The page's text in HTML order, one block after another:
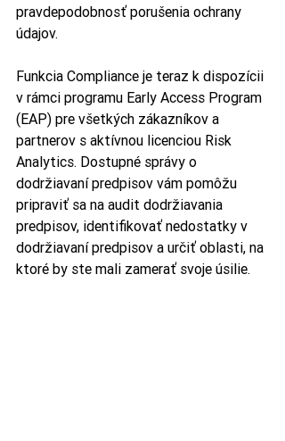
pravdepodobnosť porušenia ochrany
údajov.
Funkcia Compliance je teraz k dispozícii
v rámci programu Early Access Program
(EAP) pre všetkých zákazníkov a
partnerov s aktívnou licenciou Risk
Analytics. Dostupné správy o
dodržiavaní predpisov vám pomôžu
pripraviť sa na audit dodržiavania
predpisov, identifikovať nedostatky v
dodržiavaní predpisov a určiť oblasti, na
ktoré by ste mali zamerať svoje úsilie.